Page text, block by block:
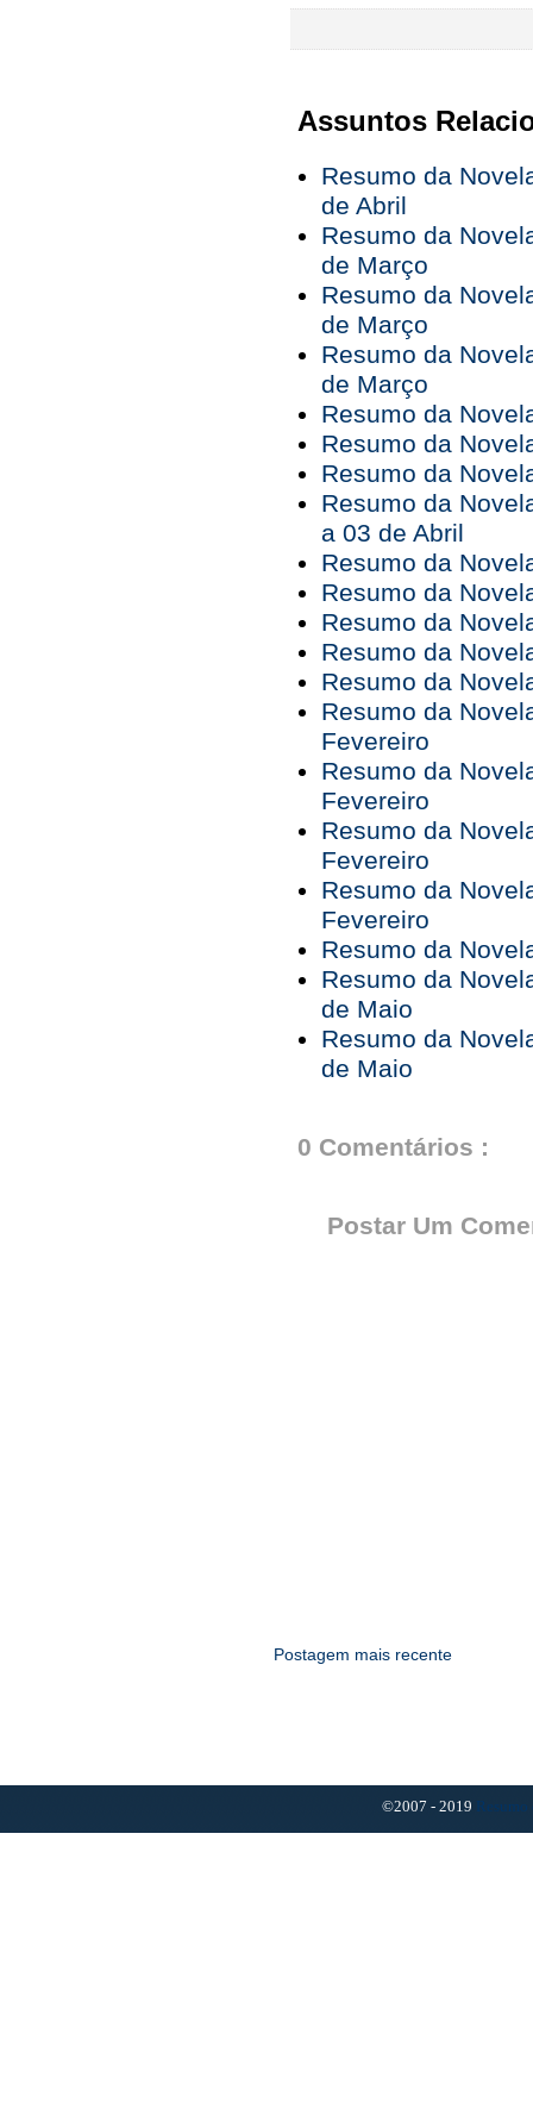
Assuntos
Resumo da
de Abril
Resumo da
de Março
Resumo da
de Março
Resumo da
de Março
Resumo da
Resumo da
Resumo da
Resumo da
a 03 de Abril
Resumo da
Resumo da
Resumo da
Resumo da
Resumo da
Resumo da
Fevereiro
Resumo da
Fevereiro
Resumo da
Fevereiro
Resumo da
Fevereiro
Resumo da
Resumo da
de Maio
Resumo da
de Maio
0 Comentários :
Postar Um
Postagem mais recente
©2007 - 2019